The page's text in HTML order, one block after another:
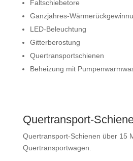
Faltschiebetore
Ganzjahres-
LED-Beleuchtung
Gitterberostung
Quertransportschienen
Beheizung mit
Quertransport-
Quertransport-Schienen über 15
Quertransportwagen.